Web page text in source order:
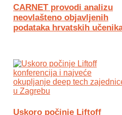
CARNET provodi analizu
neovlašteno objavljenih
podataka hrvatskih
Uskoro počinje Liftoff